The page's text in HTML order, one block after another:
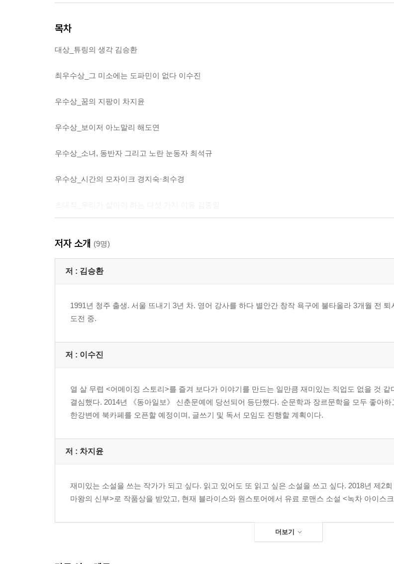
목차
대상_튜링의 생각 김승환
최우수상_그 미소에는 도파민이 없다 이수진
우수상_꿈의 지팡이 차지윤
우수상_보이저 아노말리 해도연
우수상_소녀, 동반자 그리고 노란 눈동자 최석규
우수상_시간의 모자이크 경지숙·최수경
저자 소개 (9명)
저 : 김승환
1991년 청주 출생. 서울 뜨내기 3년 차. 영어 강사를 하다 별안간 창작 욕구에 불타올라 3개월 전
도전 중.
저 : 이수진
열 살 무렵 <어메이징 스토리>를 즐겨 보다가 이야기를 만드는 일만큼 재미있는 직업도 없을 것 같
결심했다. 2014년 《동아일보》 신춘문예에 당선되어 등단했다. 순문학과 장르문학을 모두 좋아
한강변에 북카페를 오픈할 예정이며, 글쓰기 및 독서 모임도 진행할 계획이다.
저 : 차지윤
재미있는 소설을 쓰는 작가가 되고 싶다. 읽고 있어도 또 읽고 싶은 소설을 쓰고 싶다. 2018년 제2
마왕의 신부>로 작품상을 받았고, 현재 블라이스와 원스토어에서 유료 로맨스 소설 <녹차 아이스
더보기